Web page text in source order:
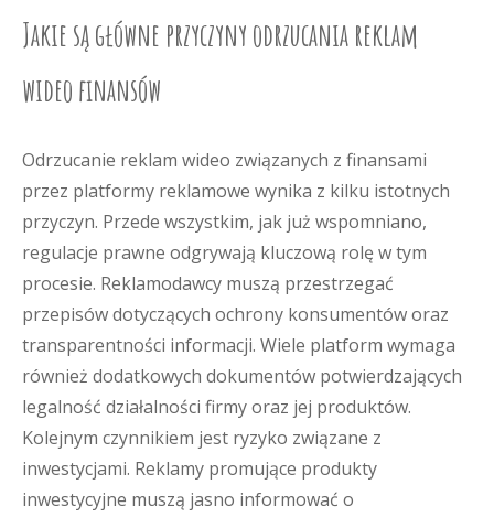
Jakie są główne przyczyny odrzucania reklam
wideo finansów
Odrzucanie reklam wideo związanych z finansami
przez platformy reklamowe wynika z kilku istotnych
przyczyn. Przede wszystkim, jak już wspomniano,
regulacje prawne odgrywają kluczową rolę w tym
procesie. Reklamodawcy muszą przestrzegać
przepisów dotyczących ochrony konsumentów oraz
transparentności informacji. Wiele platform wymaga
również dodatkowych dokumentów potwierdzających
legalność działalności firmy oraz jej produktów.
Kolejnym czynnikiem jest ryzyko związane z
inwestycjami. Reklamy promujące produkty
inwestycyjne muszą jasno informować o